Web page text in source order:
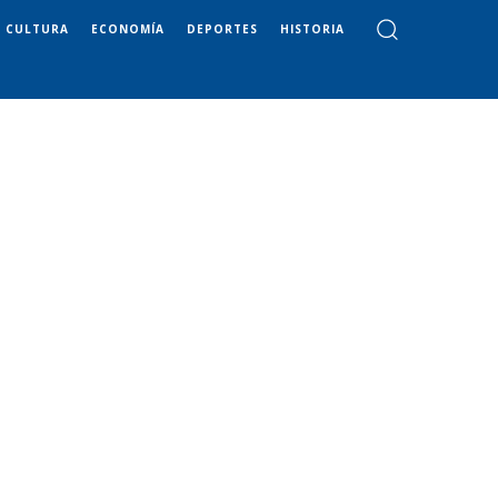
CULTURA ECONOMÍA DEPORTES HISTORIA